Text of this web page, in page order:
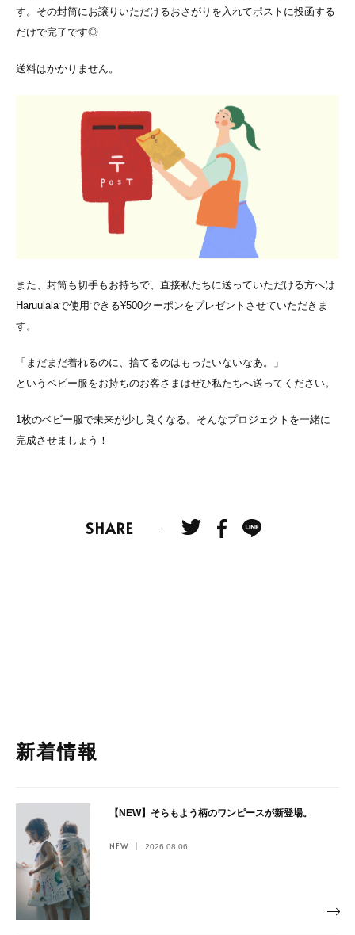
す。 その封筒にお譲りいただけるおさがりを入れてポストに投函する
だけで完了です◎
送料はかかりません。
また、封筒も切手もお持ちで、直接私たちに送っていただける方へは
Haruulalaで使用できる¥500クーポンをプレゼントさせていただきま
す。
「まだまだ着れるのに、捨てるのはもったいないなあ。」
というベビー服をお持ちのお客さまはぜひ私たちへ送ってください。
1枚のベビー服で未来が少し良くなる。そんなプロジェクトを一緒に
完成させましょう！
SHARE
新着情報
【NEW】そらもよう柄のワンピースが新登場。
NEW 2026.08.06